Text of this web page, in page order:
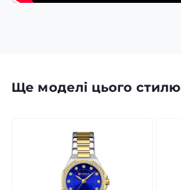
Ще моделі цього стилю